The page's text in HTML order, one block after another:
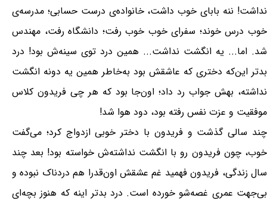
نداشت! ننه بابای خوب داشت، خانواده‌ی درست حسابی؛ مدرسه‌ی
خوب درس خوند؛ سفرای خوب خوب رفت؛ دانشگاه رفت، مهندس
شد. اما... یه انگشت نداشت... همین درد توی سینه‌ش بود! درد
بدتر این‌که دختری که عاشقش بود به‌خاطر همین یه دونه انگشت
نداشته، بهش جواب رد داد؛ اون‌جا بود که هر چی فریدون کلاس
موفقیت و عزت نفس رفته بود، دود هوا شد!
چند سالی گذشت و فریدون با دختر خوبی ازدواج کرد؛ می‌گفت
خوب، چون فریدون رو با انگشت نداشته‌ش خواسته بود! بعد چند
سال زندگی، فریدون فهمید غم عشقش اون‌قدرا هم دردناک نبوده و
بی‌جهت عمری غصه‌شو خورده است. درد بدتر اینه که هنوز بچه‌ای